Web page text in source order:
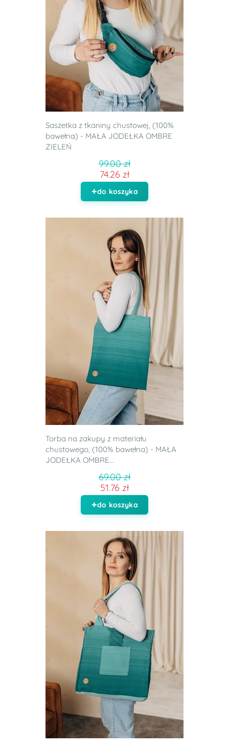
Saszetka z tkaniny chustowej, (100%
bawełna) - MAŁA JODEŁKA OMBRE
ZIELEŃ
99.00 zł
74.26 zł
do koszyka
Torba na zakupy z materiału
chustowego, (100% bawełna) - MAŁA
JODEŁKA OMBRE...
69.00 zł
51.76 zł
do koszyka